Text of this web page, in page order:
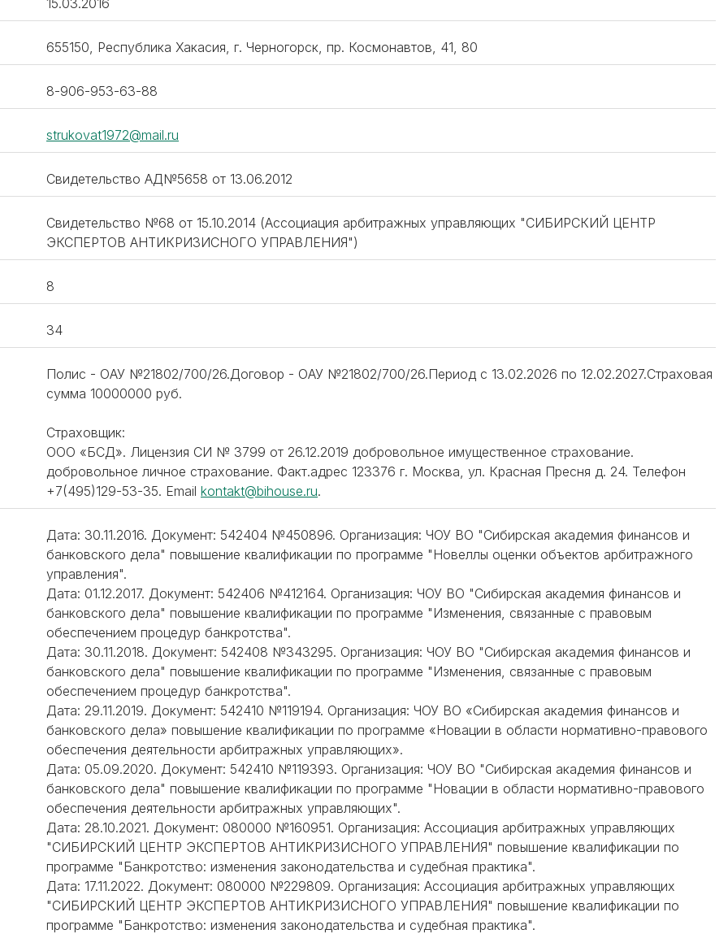
15.03.2016
655150, Республика Хакасия, г. Черногорск, пр. Космонавтов, 41, 80
8-906-953-63-88
strukovat1972@mail.ru
Свидетельство АД№5658 от 13.06.2012
Свидетельство №68 от 15.10.2014 (Ассоциация арбитражных управляющих "СИБИРСКИЙ ЦЕНТР
ЭКСПЕРТОВ АНТИКРИЗИСНОГО УПРАВЛЕНИЯ")
8
34
Полис - ОАУ №21802/700/26.Договор - ОАУ №21802/700/26.Период с 13.02.2026 по 12.02.2027.Страховая
сумма 10000000 руб.
Страховщик:
ООО «БСД». Лицензия СИ № 3799 от 26.12.2019 добровольное имущественное страхование.
добровольное личное страхование. Факт.адрес 123376 г. Москва, ул. Красная Пресня д. 24. Телефон
‪+7(495)129-53-35. Email kontakt@bihouse.ru.
Дата: 30.11.2016. Документ: 542404 №450896. Организация: ЧОУ ВО "Сибирская академия финансов и
банковского дела" повышение квалификации по программе "Новеллы оценки объектов арбитражного
управления".
Дата: 01.12.2017. Документ: 542406 №412164. Организация: ЧОУ ВО "Сибирская академия финансов и
банковского дела" повышение квалификации по программе "Изменения, связанные с правовым
обеспечением процедур банкротства".
Дата: 30.11.2018. Документ: 542408 №343295. Организация: ЧОУ ВО "Сибирская академия финансов и
банковского дела" повышение квалификации по программе "Изменения, связанные с правовым
обеспечением процедур банкротства".
Дата: 29.11.2019. Документ: 542410 №119194. Организация: ЧОУ ВО «Сибирская академия финансов и
банковского дела» повышение квалификации по программе «Новации в области нормативно-правового
обеспечения деятельности арбитражных управляющих».
Дата: 05.09.2020. Документ: 542410 №119393. Организация: ЧОУ ВО "Сибирская академия финансов и
банковского дела" повышение квалификации по программе "Новации в области нормативно-правового
обеспечения деятельности арбитражных управляющих".
Дата: 28.10.2021. Документ: 080000 №160951. Организация: Ассоциация арбитражных управляющих
"СИБИРСКИЙ ЦЕНТР ЭКСПЕРТОВ АНТИКРИЗИСНОГО УПРАВЛЕНИЯ" повышение квалификации по
программе "Банкротство: изменения законодательства и судебная практика".
Дата: 17.11.2022. Документ: 080000 №229809. Организация: Ассоциация арбитражных управляющих
"СИБИРСКИЙ ЦЕНТР ЭКСПЕРТОВ АНТИКРИЗИСНОГО УПРАВЛЕНИЯ" повышение квалификации по
программе "Банкротство: изменения законодательства и судебная практика".